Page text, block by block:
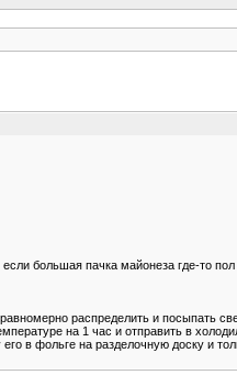
большая пачка майонеза где-то пол
распределить и посыпать
на 1 час и отправить в
в фольге на разделочную доску и